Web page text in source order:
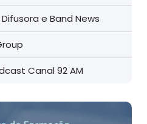
e Band News
Canal 92 AM